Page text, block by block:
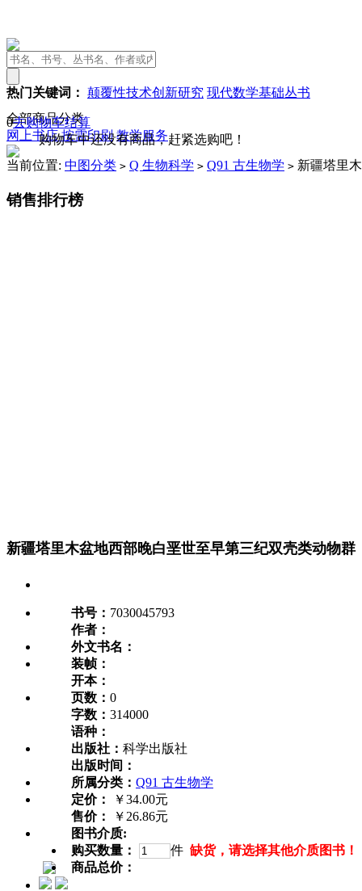
热门关键词： 颠覆性技术创新研究 现代数学基础丛书
0去购物车结算
购物车中还没有商品，赶紧选购吧！
全部商品分类
网上书店按需印刷 教学服务
当前位置: 中图分类 > Q 生物科学 > Q91 古生物学 > 新疆塔里
销售排行榜
新疆塔里木盆地西部晚白垩世至早第三纪双壳类动物群
书号： 7030045793
作者：
外文书名：
装帧：
开本：
页数： 0
字数： 314000
语种：
出版社： 科学出版社
出版时间：
所属分类： Q91 古生物学
定价：
￥34.00元
售价：
￥26.86元
图书介质:
购买数量：
件 缺货，请选择其他介质图书！
商品总价：